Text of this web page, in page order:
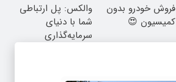
واقعی*
فروش خودرو بدون
کمیسیون 😍
والکس: پل ارتباطی
شما با دنیای
سرمایه‌گذاری